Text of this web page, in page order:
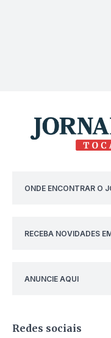
ONDE ENCONTRAR O
RECEBA NOVIDADES
ANUNCIE AQUI
Redes sociais